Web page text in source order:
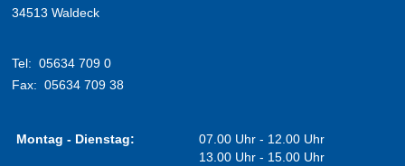
34513 Waldeck
Tel: 05634 709 0
Fax: 05634 709 38
Montag - Dienstag:
07.00 Uhr - 12.00 Uhr
13.00 Uhr - 15.00 Uhr